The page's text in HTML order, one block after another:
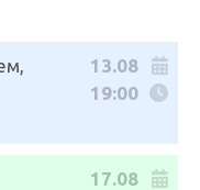
13.08
19:00
17.08